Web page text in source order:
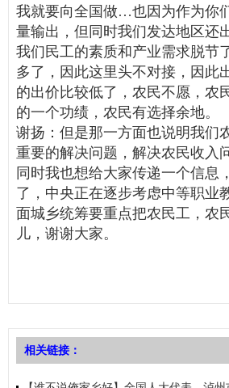
我就要向全国做…也因为作为你
量输出，但同时我们发达地区还
我们民工的素质和产业需求脱节
多了，因此这里头不对接，因此
的出价比较低了，农民不愿，农
的一个功绩，农民有选择余地。
谢扬：但是那一方面也说明我们
重要的解决问题，解决农民收入
同时我也想给大家传递一个信息
了，中央正在逐步考虑中等职业
面城乡统筹要重点把农民工，农
儿，谢谢大家。
相关链接：